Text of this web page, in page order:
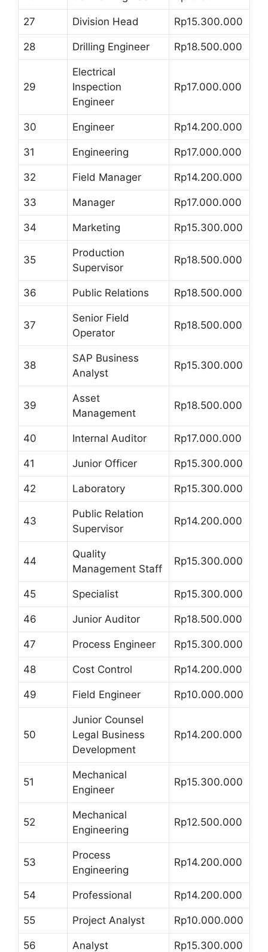
27 Division Head Rp15.300.000
28 Drilling Engineer Rp18.500.000
29
Electrical
Inspection
Engineer
Rp17.000.000
30 Engineer Rp14.200.000
31 Engineering Rp17.000.000
32 Field Manager Rp14.200.000
33 Manager Rp17.000.000
34 Marketing Rp15.300.000
35
Production
Supervisor
Rp18.500.000
36 Public Relations Rp18.500.000
37
Senior Field
Operator
Rp18.500.000
38
SAP Business
Analyst
Rp15.300.000
39
Asset
Management
Rp18.500.000
40 Internal Auditor Rp17.000.000
41 Junior Officer Rp15.300.000
42 Laboratory Rp15.300.000
43
Public Relation
Supervisor
Rp14.200.000
44
Quality
Management Staff
Rp15.300.000
45 Specialist Rp15.300.000
46 Junior Auditor Rp18.500.000
47 Process Engineer Rp15.300.000
48 Cost Control Rp14.200.000
49 Field Engineer Rp10.000.000
50
Junior Counsel
Legal Business
Development
Rp14.200.000
51
Mechanical
Engineer
Rp15.300.000
52
Mechanical
Engineering
Rp12.500.000
53
Process
Engineering
Rp14.200.000
54 Professional Rp14.200.000
55 Project Analyst Rp10.000.000
56 Analyst Rp15.300.000